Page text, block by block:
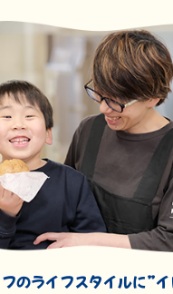
のライフスタイルに”